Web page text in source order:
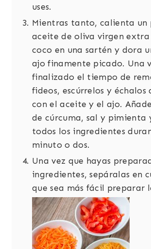
uses.
Mientras tanto, calienta un
aceite de oliva virgen
coco en una sartén y dora
ajo finamente picado. Una
finalizado el tiempo de
fideos, escúrrelos y échalos
con el aceite y el ajo.
de cúrcuma, sal y pimienta
todos los ingredientes
minuto o dos.
Una vez que hayas
ingredientes, sepáralas en
que sea más fácil preparar